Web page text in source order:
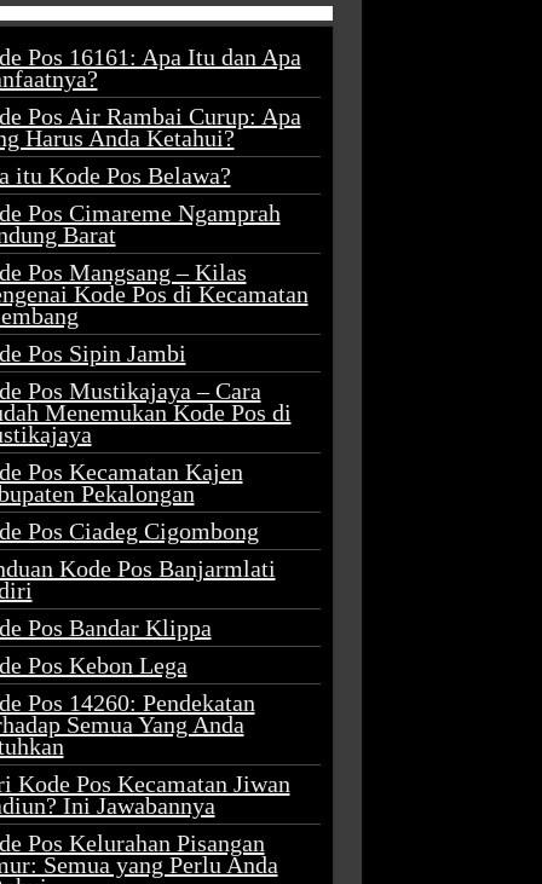
Pos 16161: Apa Itu dan Apa
Pos Air Rambai Curup: Apa
Harus Anda Ketahui?
itu Kode Pos Belawa?
Pos Cimareme Ngamprah
Barat
Pos Mangsang – Kilas
Kode Pos di Kecamatan
Pos Sipin Jambi
Pos Mustikajaya – Cara
Menemukan Kode Pos di
Pos Kecamatan Kajen
Pekalongan
Pos Ciadeg Cigombong
Kode Pos Banjarmlati
Pos Bandar Klippa
Pos Kebon Lega
Pos 14260: Pendekatan
Semua Yang Anda
Kode Pos Kecamatan Jiwan
Ini Jawabannya
Pos Kelurahan Pisangan
Semua yang Perlu Anda